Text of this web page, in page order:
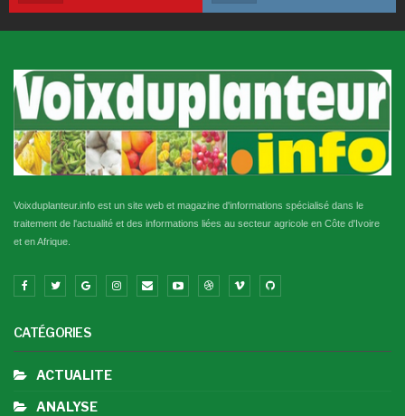
Voixduplanteur.info est un site web et magazine d'informations spécialisé dans le
traitement de l'actualité et des informations liées au secteur agricole en Côte d'Ivoire
et en Afrique.
CATÉGORIES
ACTUALITE
ANALYSE